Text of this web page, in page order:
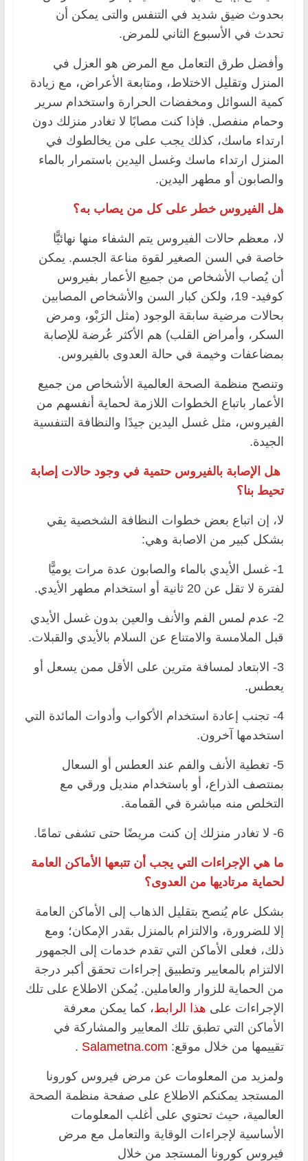
بحدوث ضيق شديد في التنفس والتى يمكن أن
تحدث في الأسبوع الثاني للمرض.
وأفضل طرق التعامل مع المرض هو العزل في
المنزل وتقليل الاختلاط، ومتابعة الأعراض، مع زيادة
كمية السوائل ومخفضات الحرارة واستخدام سرير
وحمام منفصل. فإذا كنت مصابًا لا تغادر منزلك دون
ارتداء ماسك، كذلك يجب على من يخالطوك في
المنزل ارتداء ماسك وغسل اليدين باستمرار بالماء
والصابون أو مطهر اليدين.
هل الفيروس خطر على كل من يصاب به؟
لا، معظم حالات الفيروس يتم الشفاء منها نهائيًّا
خاصة في السن الصغير لقوة مناعة الجسم. يمكن
أن يُصاب الأشخاص من جميع الأعمار بفيروس
كوفيد- 19، ولكن كبار السن والأشخاص المصابين
بحالات مرضية سابقة الوجود (مثل الرَبْو، ومرض
السكر، وأمراض القلب) هم الأكثر عُرضة للإصابة
بمضاعفات وخيمة في حالة العدوى بالفيروس.
وتنصح منظمة الصحة العالمية الأشخاص من جميع
الأعمار باتباع الخطوات اللازمة لحماية أنفسهم من
الفيروس، مثل غسل اليدين جيدًا والنظافة التنفسية
الجيدة.
هل الإصابة بالفيروس حتمية في وجود حالات إصابة
تحيط بنا؟
لا، إن اتباع بعض خطوات النظافة الشخصية يقي
بشكل كبير من الاصابة وهي:
1- غسل الأيدي بالماء والصابون عدة مرات يوميًّا
لفترة لا تقل عن 20 ثانية أو استخدام مطهر الأيدي.
2- عدم لمس الفم والأنف والعين بدون غسل الأيدي
قبل الملامسة والامتناع عن السلام بالأيدي والقبلات.
3- الابتعاد لمسافة مترين على الأقل ممن يسعل أو
يعطس.
4- تجنب إعادة استخدام الأكواب وأدوات المائدة التي
استخدمها آخرون.
5- تغطية الأنف والفم عند العطس أو السعال
بمنتصف الذراع، أو باستخدام منديل ورقي مع
التخلص منه مباشرة في القمامة.
6- لا تغادر منزلك إن كنت مريضًا حتى تشفى تمامًا.
ما هي الإجراءات التي يجب أن تتبعها الأماكن العامة
لحماية مرتاديها من العدوى؟
بشكل عام يُنصح بتقليل الذهاب إلى الأماكن العامة
إلا للضرورة، والالتزام بالمنزل بقدر الإمكان؛ ومع
ذلك، فعلى الأماكن التي تقدم خدمات إلى الجمهور
الالتزام بالمعايير وتطبيق إجراءات تحقق أكبر درجة
من الحماية للزوار والعاملين. يُمكن الاطلاع على تلك
الإجراءات على هذا الرابط، كما يمكن معرفة
الأماكن التي تطبق تلك المعايير والمشاركة في
تقييمها من خلال موقع: Salametna.com
.
ولمزيد من المعلومات عن مرض فيروس كورونا
المستجد يمكنكم الاطلاع على صفحة منظمة الصحة
العالمية، حيث تحتوي على أغلب المعلومات
الأساسية لإجراءات الوقاية والتعامل مع مرض
فيروس كورونا المستجد من خلال